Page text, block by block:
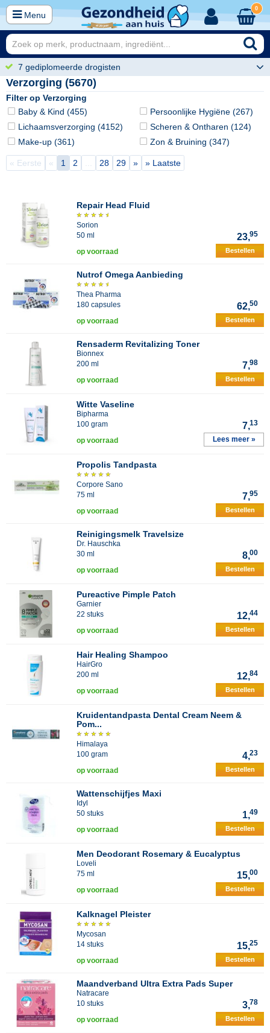
Menu
0
7 gediplomeerde drogisten
Verzorging (5670)
Filter op Verzorging
Baby & Kind (455)
Lichaamsverzorging (4152)
Make-up (361)
Persoonlijke Hygiëne (267)
Scheren & Ontharen (124)
Zon & Bruining (347)
« Eerste « 1 2 28 29 » » Laatste
Repair Head Fluid
Sorion
50 ml
23,95
op voorraad Bestellen
Nutrof Omega Aanbieding
Thea Pharma
180 capsules
62,50
op voorraad Bestellen
Rensaderm Revitalizing Toner
Bionnex
200 ml
7,98
op voorraad Bestellen
Witte Vaseline
Bipharma
100 gram
7,13
op voorraad Lees meer »
Propolis Tandpasta
Corpore Sano
75 ml
7,95
op voorraad Bestellen
Reinigingsmelk Travelsize
Dr. Hauschka
30 ml
8,00
op voorraad Bestellen
Pureactive Pimple Patch
Garnier
22 stuks
12,44
op voorraad Bestellen
Hair Healing Shampoo
HairGro
200 ml
12,84
op voorraad Bestellen
Kruidentandpasta Dental Cream Neem &
Pom...
Himalaya
100 gram
4,23
op voorraad Bestellen
Wattenschijfjes Maxi
Idyl
50 stuks
1,49
op voorraad Bestellen
Men Deodorant Rosemary & Eucalyptus
Loveli
75 ml
15,00
op voorraad Bestellen
Kalknagel Pleister
Mycosan
14 stuks
15,25
op voorraad Bestellen
Maandverband Ultra Extra Pads Super
Natracare
10 stuks
3,78
op voorraad Bestellen